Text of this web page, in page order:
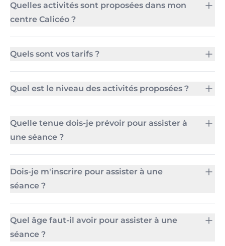
Quelles activités sont proposées dans mon
centre Calicéo ?
Quels sont vos tarifs ?
Quel est le niveau des activités proposées ?
Quelle tenue dois-je prévoir pour assister à
une séance ?
Dois-je m'inscrire pour assister à une
séance ?
Quel âge faut-il avoir pour assister à une
séance ?